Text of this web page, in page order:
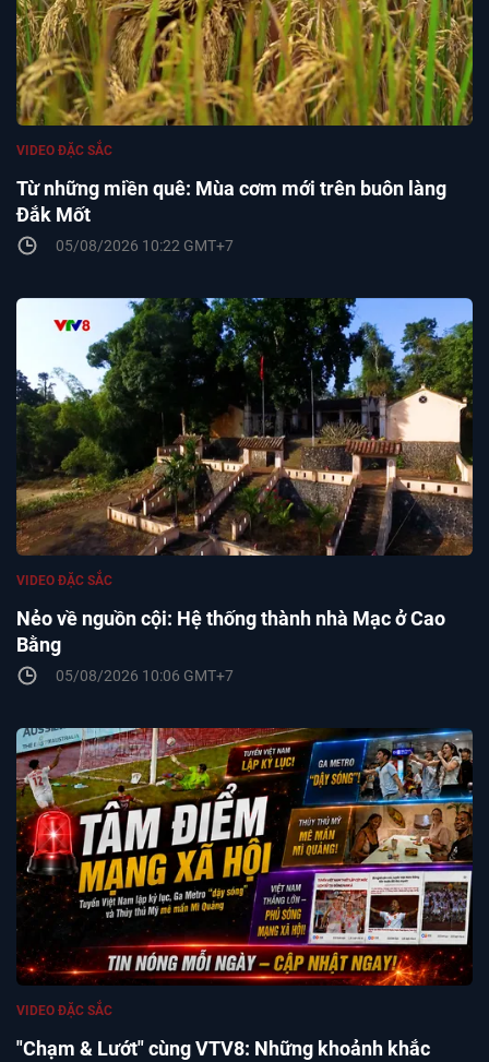
Từ những miền quê: Mùa cơm mới trên buôn làng
Đắk Mốt
VIDEO ĐẶC SẮC
05/08/2026 10:22 GMT+7
Nẻo về nguồn cội: Hệ thống thành nhà Mạc ở Cao
Bằng
VIDEO ĐẶC SẮC
05/08/2026 10:06 GMT+7
"Chạm & Lướt" cùng VTV8: Những khoảnh khắc
VIDEO ĐẶC SẮC